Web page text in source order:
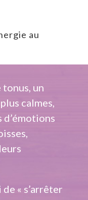
au
tonus, un
calmes,
« s’arrêter